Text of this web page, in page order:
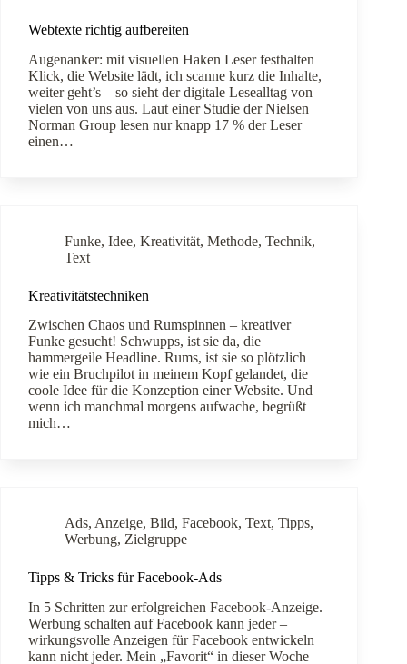
Webtexte richtig aufbereiten
Augenanker: mit visuellen Haken Leser festhalten
Klick, die Website lädt, ich scanne kurz die Inhalte,
weiter geht’s – so sieht der digitale Lesealltag von
vielen von uns aus. Laut einer Studie der Nielsen
Norman Group lesen nur knapp 17 % der Leser
einen…
Funke, Idee, Kreativität, Methode, Technik,
Text
Kreativitätstechniken
Zwischen Chaos und Rumspinnen – kreativer
Funke gesucht! Schwupps, ist sie da, die
hammergeile Headline. Rums, ist sie so plötzlich
wie ein Bruchpilot in meinem Kopf gelandet, die
coole Idee für die Konzeption einer Website. Und
wenn ich manchmal morgens aufwache, begrüßt
mich…
Ads, Anzeige, Bild, Facebook, Text, Tipps,
Werbung, Zielgruppe
Tipps & Tricks für Facebook-Ads
In 5 Schritten zur erfolgreichen Facebook-Anzeige.
Werbung schalten auf Facebook kann jeder –
wirkungsvolle Anzeigen für Facebook entwickeln
kann nicht jeder. Mein „Favorit“ in dieser Woche